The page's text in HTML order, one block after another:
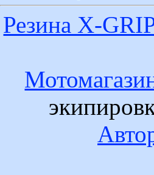
Резина X-